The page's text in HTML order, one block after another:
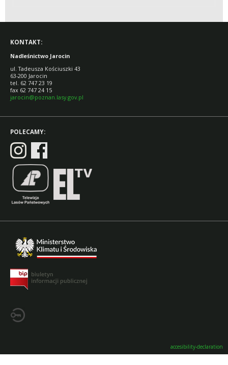
KONTAKT:
Nadleśnictwo Jarocin
ul. Tadeusza Kościuszki 43
63-200 Jarocin
tel. 62 747 23 19
fax 62 747 24 15
jarocin@poznan.lasy.gov.pl
POLECAMY:
accesibility-declaration